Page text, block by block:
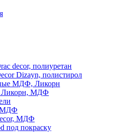
decor, полиуретан
Dizayn, полистирол
МДФ, Ликорн
Ликорн, МДФ
МДФ
МДФ
под покраску